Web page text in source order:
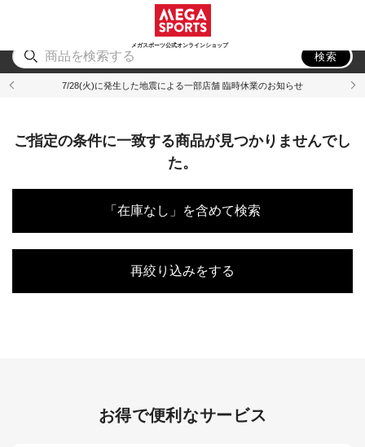
メガスポーツ公式オンラインショップ
アウトドア
検索
7/28(火)に発生した地震による一部店舗 臨時休業のお知らせ
ご指定の条件に一致する商品が見つかりませんでし
た。
「在庫なし」を含めて検索
再絞り込みをする
お得で便利なサービス